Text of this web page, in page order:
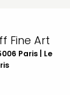
Fine Art
Paris | Le